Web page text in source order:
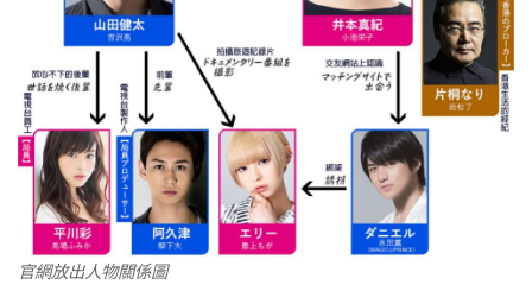
官網放出人物關係圖